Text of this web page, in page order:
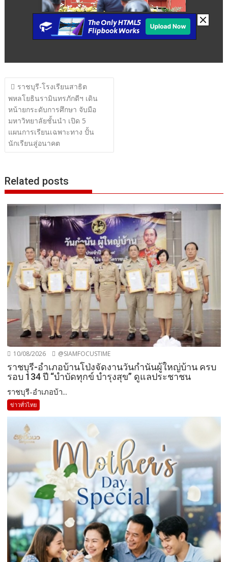
แนะแนว
เรื่อง
ราชบุรี-โรงเรียนสาธิต
พหลโยธินรามินทรภักดีฯ เดิน
หน้ายกระดับการศึกษา จับมือ
มหาวิทยาลัยชั้นนำ เปิด 5
แผนการเรียนเฉพาะทาง ปั้น
นักเรียนสู่อนาคต
Related posts
10/08/2026 @SIAMFOCUSTIME
ราชบุรี-อำเภอบ้านโป่งจัดงานวันกำนันผู้ใหญ่บ้าน ครบ
รอบ 134 ปี “บำบัดทุกข์ บำรุงสุข” ดูแลประชาชน
ราชบุรี-อำเภอบ้า...
ข่าวทั่วไทย